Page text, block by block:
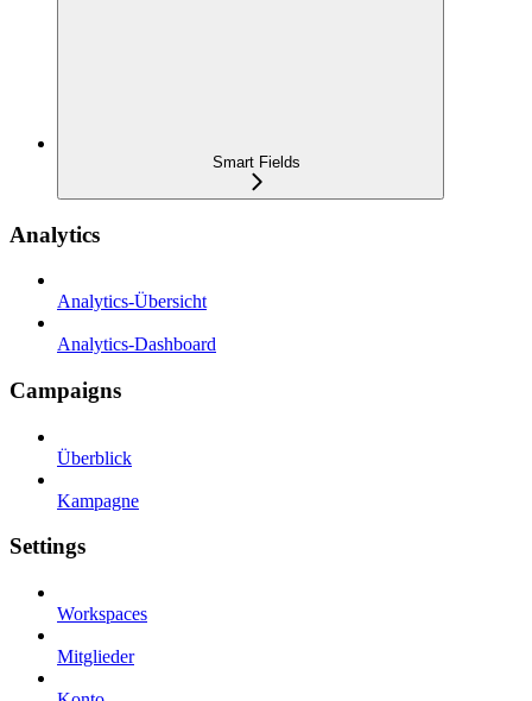
Smart Fields
Analytics
Analytics-Übersicht
Analytics-Dashboard
Campaigns
Überblick
Kampagne
Settings
Workspaces
Mitglieder